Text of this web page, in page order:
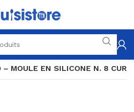
MOULE EN SILICONE N. 8 CUR